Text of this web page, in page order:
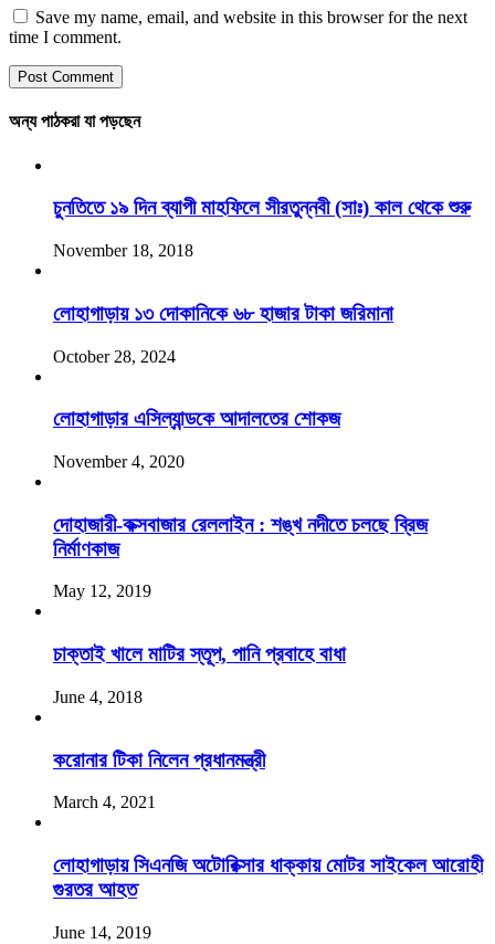
Save my name, email, and website in this browser for the next
time I comment.
অন্য পাঠকরা যা পড়ছেন
চুনতিতে ১৯ দিন ব্যাপী মাহফিলে সীরতুন্নবী (সাঃ) কাল থেকে শুরু
November 18, 2018
লোহাগাড়ায় ১৩ দোকানিকে ৬৮ হাজার টাকা জরিমানা
October 28, 2024
লোহাগাড়ার এসিল্যান্ডকে আদালতের শোকজ
November 4, 2020
দোহাজারী-কক্সবাজার রেললাইন : শঙ্খ নদীতে চলছে ব্রিজ
নির্মাণকাজ
May 12, 2019
চাক্তাই খালে মাটির স্তূপ, পানি প্রবাহে বাধা
June 4, 2018
করোনার টিকা নিলেন প্রধানমন্ত্রী
March 4, 2021
লোহাগাড়ায় সিএনজি অটোরিক্সার ধাক্কায় মোটর সাইকেল আরোহী
গুরতর আহত
June 14, 2019